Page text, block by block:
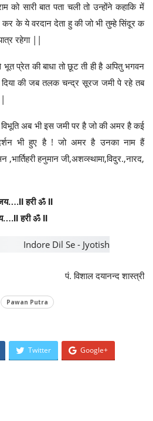
को सारी बात पता चली तो उन्होंने कहाकि में
कर के ये वरदान देता हु की जो भी तुम्हे सिंदूर क
रहेगा ||
प्रेत की बाधा तो छूट ती ही है अपितु भगवन
दिया की जब तलक चन्द्र सूरज जमी पे रहे तब
अब भी इस जमी पर है जो की अमर है कई
भी हुए है ! जो अमर है उनका नाम हैं
हनुमान जी,अशव्स्थामा,विदुर.,नारद,
हरी ॐ ll
हरी ॐ ll
पं. विशाल दयानन्द शास्त्री
Pawan Putra
Twitter Google+